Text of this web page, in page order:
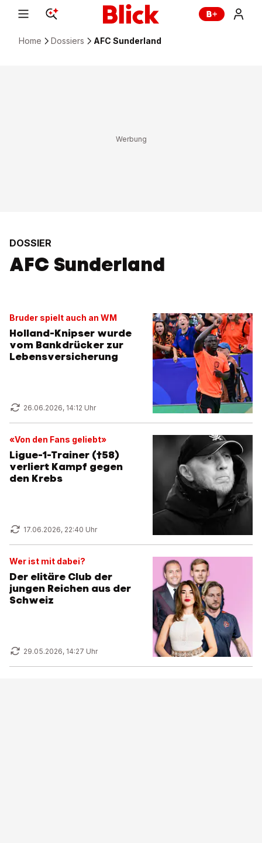
Home Dossiers AFC Sunderland
DOSSIER
AFC Sunderland
Bruder spielt auch an WM
Holland-Knipser wurde
vom Bankdrücker zur
Lebensversicherung
26.06.2026, 14:12 Uhr
«Von den Fans geliebt»
Ligue-1-Trainer (†58)
verliert Kampf gegen
den Krebs
17.06.2026, 22:40 Uhr
Wer ist mit dabei?
Der elitäre Club der
jungen Reichen aus der
Schweiz
29.05.2026, 14:27 Uhr